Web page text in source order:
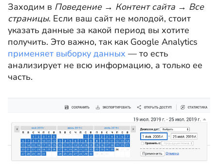
Заходим в Поведение→ Контент сайта → Все
страницы. Если ваш сайт не молодой, стоит
указать данные за какой период вы хотите
получить. Это важно, так как Google Analytics
применяет выборку данных — то есть
анализирует не всю информацию, а только ее
часть.